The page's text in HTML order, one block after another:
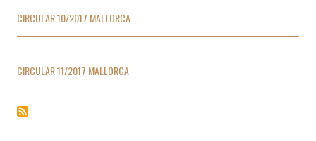
CIRCULAR 10/2017 MALLORCA
CIRCULAR 11/2017 MALLORCA